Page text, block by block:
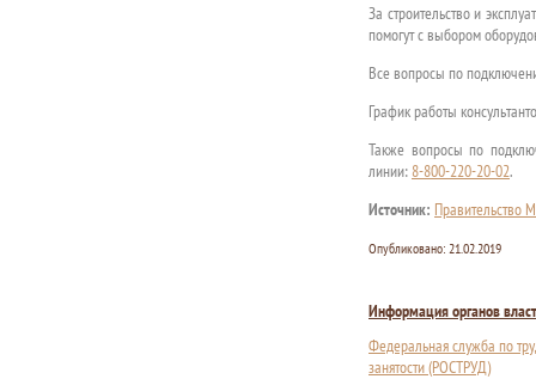
За строительство и
помогут с выбором
Все вопросы по
График работы
Также вопросы по
линии:8-800-220-20-02.
Источник: Правительство
Опубликовано: 21.02.2019
Информация органов
Федеральная служба по
занятости (РОСТРУД)